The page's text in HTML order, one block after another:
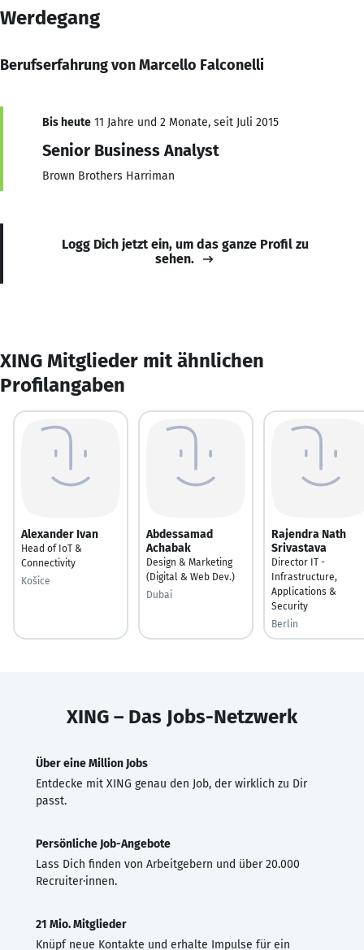
Werdegang
Berufserfahrung von Marcello Falconelli
Bis heute 11 Jahre und 2 Monate, seit Juli 2015
Senior Business Analyst
Brown Brothers Harriman
Logg Dich jetzt ein, um das ganze Profil zu
sehen.
XING Mitglieder mit ähnlichen
Profilangaben
Alexander Ivan
Head of IoT &
Connectivity
Košice
Abdessamad
Achabak
Design & Marketing
(Digital & Web Dev.)
Dubai
Rajendra Nath
Srivastava
Director IT -
Infrastructure,
Applications &
Security
Berlin
XING – Das Jobs-Netzwerk
Über eine Million Jobs
Entdecke mit XING genau den Job, der wirklich zu Dir
passt.
Persönliche Job-Angebote
Lass Dich finden von Arbeitgebern und über 20.000
Recruiter·innen.
21 Mio. Mitglieder
Knüpf neue Kontakte und erhalte Impulse für ein